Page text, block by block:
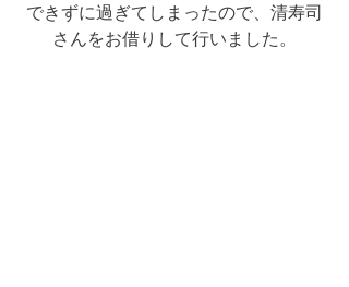
できずに過ぎてしまったので、清寿司
さんをお借りして行いました。